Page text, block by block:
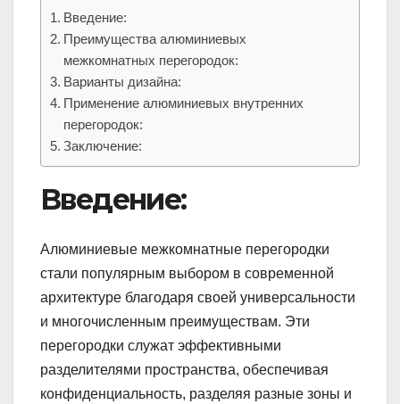
Введение:
Преимущества алюминиевых
межкомнатных перегородок:
Варианты дизайна:
Применение алюминиевых внутренних
перегородок:
Заключение:
Введение:
Алюминиевые межкомнатные перегородки
стали популярным выбором в современной
архитектуре благодаря своей универсальности
и многочисленным преимуществам. Эти
перегородки служат эффективными
разделителями пространства, обеспечивая
конфиденциальность, разделяя разные зоны и